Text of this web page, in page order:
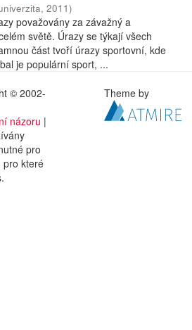
, 2011)
považovány za závažný a
světě. Úrazy se týkají všech
část tvoří úrazy sportovní, kde
je populární sport, ...
© 2002-
názoru |
pro
pro které
Theme by